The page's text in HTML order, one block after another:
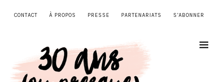
CONTACT À PROPOS PRESSE PARTENARIATS S’ABONNER